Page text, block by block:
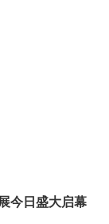
今日盛大启幕